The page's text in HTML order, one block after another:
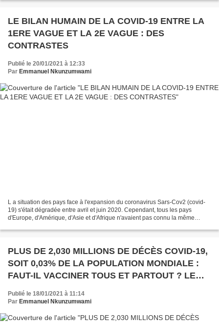
LE BILAN HUMAIN DE LA COVID-19 ENTRE LA
1ERE VAGUE ET LA 2E VAGUE : DES
CONTRASTES
Publié le 20/01/2021 à 12:33
Par Emmanuel Nkunzumwami
L a situation des pays face à l'expansion du coronavirus Sars-Cov2 (covid-
19) s'était dégradée entre avril et juin 2020. Cependant, tous les pays
d'Europe, d'Amérique, d'Asie et d'Afrique n'avaient pas connu la même
PLUS DE 2,030 MILLIONS DE DÉCÈS COVID-19,
SOIT 0,03% DE LA POPULATION MONDIALE :
FAUT-IL VACCINER TOUS ET PARTOUT ? LE
DEBAT
Publié le 18/01/2021 à 11:14
Par Emmanuel Nkunzumwami